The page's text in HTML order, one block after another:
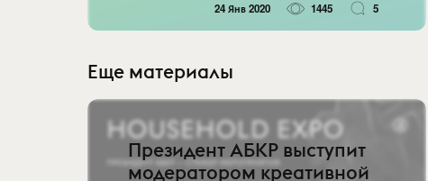
24 Янв 2020 1445 5
Еще материалы
Президент АБКР выступит
модератором креативной